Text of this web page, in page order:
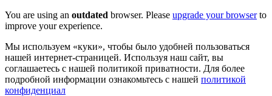
You are using an outdated browser. Please upgrade your browserto
improve your experience.
Мы используем «куки», чтобы было удобней пользоваться
нашей интернет-страницей. Используя наш сайт, вы
соглашаетесь с нашей политикой приватности. Для более
подробной информации ознакомьтесь с нашей политикой
конфиденциал